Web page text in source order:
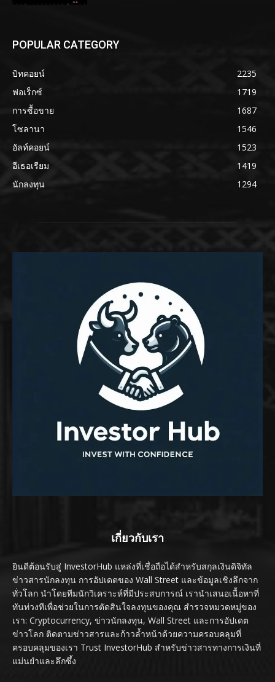
POPULAR CATEGORY
บิทคอยน์
2235
ฟอเร็กซ์
1719
การซื้อขาย
1687
โซลานา
1546
อัลท์คอยน์
1523
อีเธอเรียม
1419
นักลงทุน
1294
เกี่ยวกับเรา
ยินดีต้อนรับสู่ InvestorHub แหล่งที่เชื่อถือได้สำหรับสกุลเงินดิจิทัล
ข่าวสารนักลงทุน การอัปเดตของ Wall Street และข้อมูลเชิงลึกจาก
ทั่วโลก นำโดยทีมนักวิเคราะห์ที่มีประสบการณ์ เรานำเสนอเนื้อหาที่
ทันท่วงทีเพื่อช่วยในการตัดสินใจลงทุนของคุณ สำรวจหมวดหมู่ของ
เรา: Cryptocurrency, ข่าวนักลงทุน, Wall Street และการอัปเดต
ข่าวโลก ติดตามข่าวสารและก้าวล้ำหน้าด้วยความครอบคลุมที่
ครอบคลุมของเรา Trust InvestorHub สำหรับข่าวสารทางการเงินที่
แม่นยำและลึกซึ้ง